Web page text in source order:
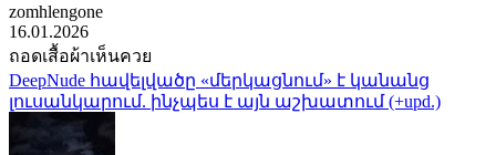
zomhlengone
16.01.2026
ถอดเสื้อผ้าเห็นควย
DeepNude հավելվածը «մերկացնում» է կանանց
լուսանկարում. ինչպես է այն աշխատում (+upd.)